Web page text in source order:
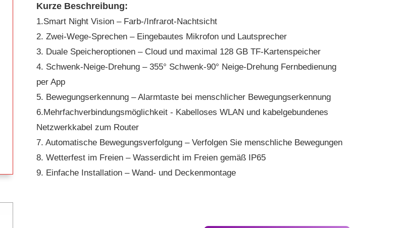
Kurze Beschreibung:
1.Smart Night Vision – Farb-/Infrarot-Nachtsicht
2. Zwei-Wege-Sprechen – Eingebautes Mikrofon und Lautsprecher
3. Duale Speicheroptionen – Cloud und maximal 128 GB TF-Kartenspeicher
4. Schwenk-Neige-Drehung – 355° Schwenk-90° Neige-Drehung Fernbedienung
per App
5. Bewegungserkennung – Alarmtaste bei menschlicher Bewegungserkennung
6.Mehrfachverbindungsmöglichkeit - Kabelloses WLAN und kabelgebundenes
Netzwerkkabel zum Router
7. Automatische Bewegungsverfolgung – Verfolgen Sie menschliche Bewegungen
8. Wetterfest im Freien – Wasserdicht im Freien gemäß IP65
9. Einfache Installation – Wand- und Deckenmontage